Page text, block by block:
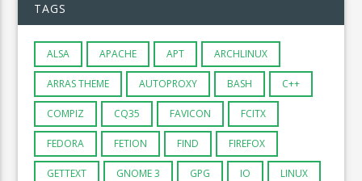
TAGS
ALSA APACHE APT ARCHLINUX
ARRAS THEME AUTOPROXY BASH C++
COMPIZ CQ35 FAVICON FCITX
FEDORA FETION FIND FIREFOX
GETTEXT GNOME 3 GPG IO LINUX